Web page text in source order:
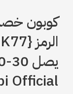
Official"